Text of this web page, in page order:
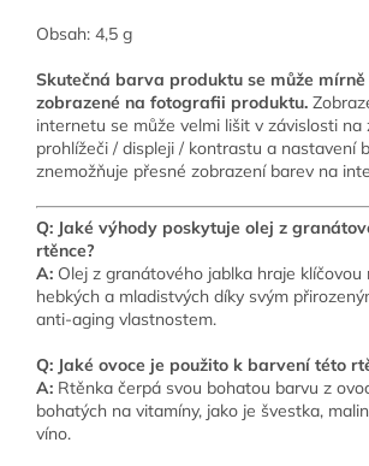
Obsah: 4,5 g
Skutečná barva produktu se může
zobrazené na fotografii produktu.
internetu se může velmi lišit v závislosti na
prohlížeči / displeji / kontrastu a nastavení
znemožňuje přesné zobrazení barev na
Q: Jaké výhody poskytuje olej z
rtěnce?
A: Olej z granátového jablka hraje klíčovou
hebkých a mladistvých díky svým
anti-aging vlastnostem.
Q: Jaké ovoce je použito k barvení této
A: Rtěnka čerpá svou bohatou barvu z
bohatých na vitamíny, jako je švestka,
víno.